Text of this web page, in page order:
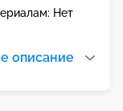
Нет
описание